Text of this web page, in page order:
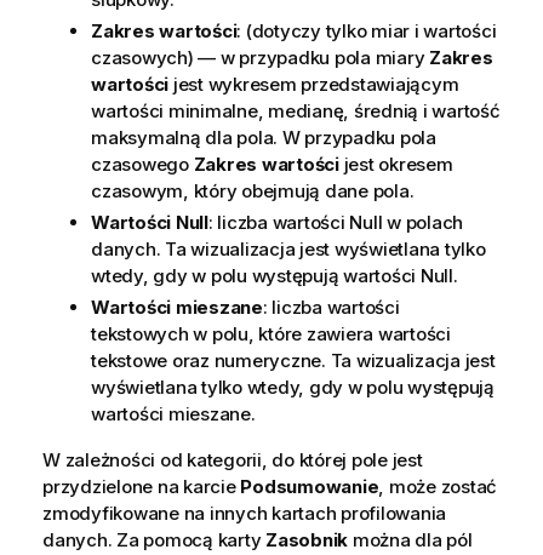
Zakres wartości: (dotyczy tylko miar i wartości
czasowych) — w przypadku pola miary Zakres
wartości jest wykresem przedstawiającym
wartości minimalne, medianę, średnią i wartość
maksymalną dla pola. W przypadku pola
czasowego Zakres wartościjest okresem
czasowym, który obejmują dane pola.
Wartości Null: liczba wartości Null w polach
danych. Ta wizualizacja jest wyświetlana tylko
wtedy, gdy w polu występują wartości Null.
Wartości mieszane: liczba wartości
tekstowych w polu, które zawiera wartości
tekstowe oraz numeryczne. Ta wizualizacja jest
wyświetlana tylko wtedy, gdy w polu występują
wartości mieszane.
W zależności od kategorii, do której pole jest
przydzielone na karcie Podsumowanie , może zostać
zmodyfikowane na innych kartach profilowania
danych. Za pomocą karty Zasobnik można dla pól